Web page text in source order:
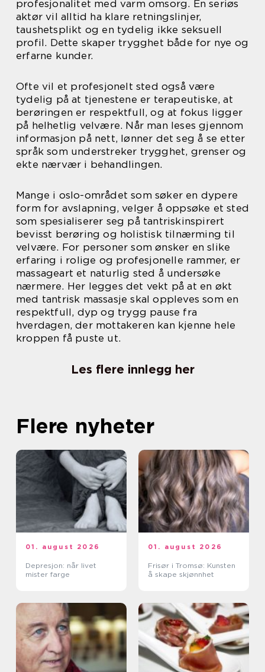
profesjonalitet med varm omsorg. En seriøs
aktør vil alltid ha klare retningslinjer,
taushetsplikt og en tydelig ikke seksuell
profil. Dette skaper trygghet både for nye og
erfarne kunder.
Ofte vil et profesjonelt sted også være
tydelig på at tjenestene er terapeutiske, at
berøringen er respektfull, og at fokus ligger
på helhetlig velvære. Når man leses gjennom
informasjon på nett, lønner det seg å se etter
språk som understreker trygghet, grenser og
ekte nærvær i behandlingen.
Mange i oslo-området som søker en dypere
form for avslapning, velger å oppsøke et sted
som spesialiserer seg på tantriskinspirert
bevisst berøring og holistisk tilnærming til
velvære. For personer som ønsker en slike
erfaring i rolige og profesjonelle rammer, er
massageart et naturlig sted å undersøke
nærmere. Her legges det vekt på at en økt
med tantrisk massasje skal oppleves som en
respektfull, dyp og trygg pause fra
hverdagen, der mottakeren kan kjenne hele
kroppen få puste ut.
Les flere innlegg her
Flere nyheter
01. august 2026
Depresjon: når livet
mister farge
01. august 2026
Frisør i Tromsø: Kunsten
å skape skjønnhet